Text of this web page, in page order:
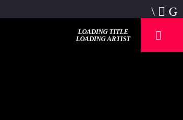
LOADING TITLE
LOADING ARTIST